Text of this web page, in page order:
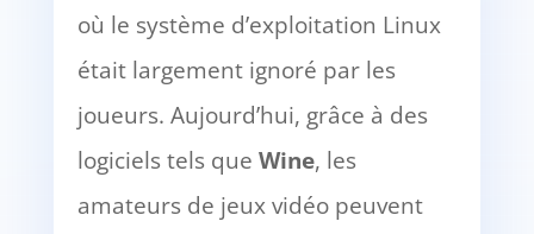
où le système d’exploitation Linux
était largement ignoré par les
joueurs. Aujourd’hui, grâce à des
logiciels tels que Wine, les
amateurs de jeux vidéo peuvent